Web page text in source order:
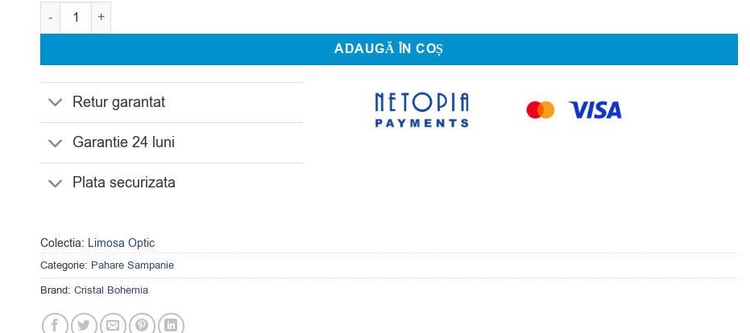
Cantitate Set 6 Pahare Sampanie Bohemia 300 ml Limosa Optic
ADAUGĂ ÎN COȘ
Retur garantat
Garantie 24 luni
Plata securizata
Colectia: Limosa Optic
Categorie: Pahare Sampanie
Brand: Cristal Bohemia